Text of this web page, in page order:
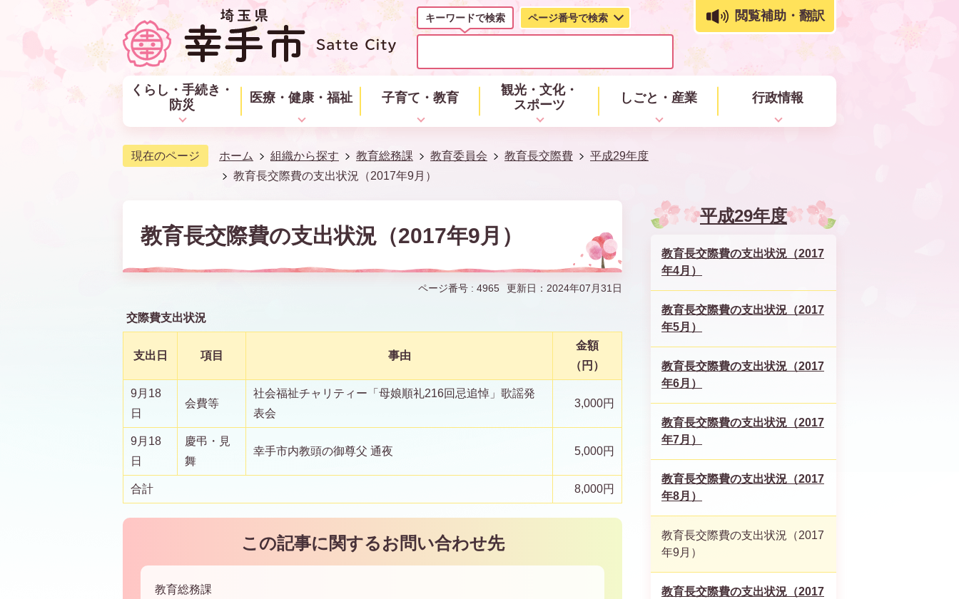
キーワードで検索 ページ番号で検索
キ
ワ
ド
で
検
閲覧補助・翻訳
くらし・手続き・
防災
医療・健康・福祉 子育て・教育
観光・文化・
スポーツ
しごと・産業 行政情報
現在のページ ホーム 組織から探す 教育総務課 教育委員会 教育長交際費
平成29年度
教育長交際費の支出状況（2017年9月）
教育長交際費の支出状況（2017年9月）
ページ番号 : 4965 更新日：2024年07月31日
交際費支出状況
支出日 項目 事由
金額
（円）
9月18
日
会費等
社会福祉チャリティー「母娘順礼216回忌追悼」歌謡発
表会
3,000円
9月18
日
慶弔・見
舞
幸手市内教頭の御尊父 通夜 5,000円
合計 8,000円
この記事に関するお問い合わせ先
教育総務課
平成29年度
教育長交際費の支出状況（2017
年4月）
教育長交際費の支出状況（2017
年5月）
教育長交際費の支出状況（2017
年6月）
教育長交際費の支出状況（2017
年7月）
教育長交際費の支出状況（2017
年8月）
教育長交際費の支出状況（2017
年9月）
教育長交際費の支出状況（2017